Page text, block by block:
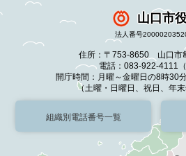
山口市
法人番号
住所：〒753-8650 山口市
電話：083-922-4111（
開庁時間：月曜～金曜日の8時30
（土曜・日曜日、祝日、年
組織別電話番号一覧